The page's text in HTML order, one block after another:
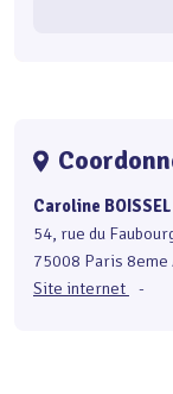
Caroline BOISSEL
54, rue du
75008 Paris
Site internet
-